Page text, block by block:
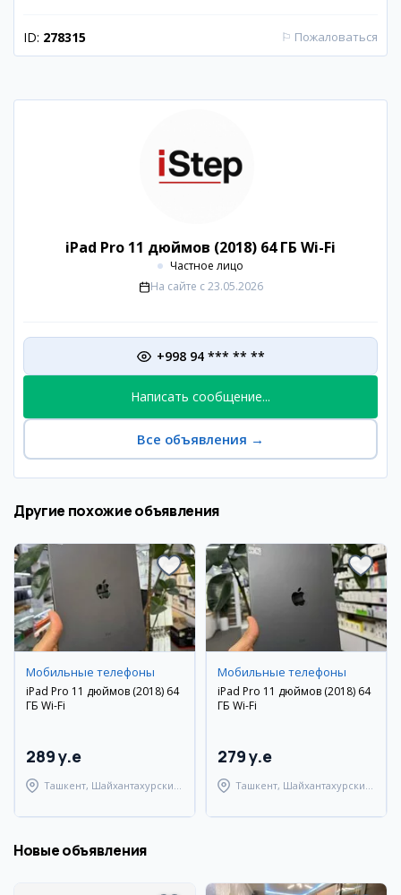
ID: 278315 ⚐ Пожаловаться
iPad Pro 11 дюймов (2018) 64 ГБ Wi-Fi
Частное лицо
На сайте с 23.05.2026
+998 94 *** ** **
Написать сообщение...
Все объявления →
Другие похожие объявления
Мобильные телефоны
iPad Pro 11 дюймов (2018) 64
ГБ Wi-Fi
289 y.e
Ташкент, Шайхантахурский
Мобильные телефоны
iPad Pro 11 дюймов (2018) 64
ГБ Wi-Fi
279 y.e
Ташкент, Шайхантахурский
Новые объявления